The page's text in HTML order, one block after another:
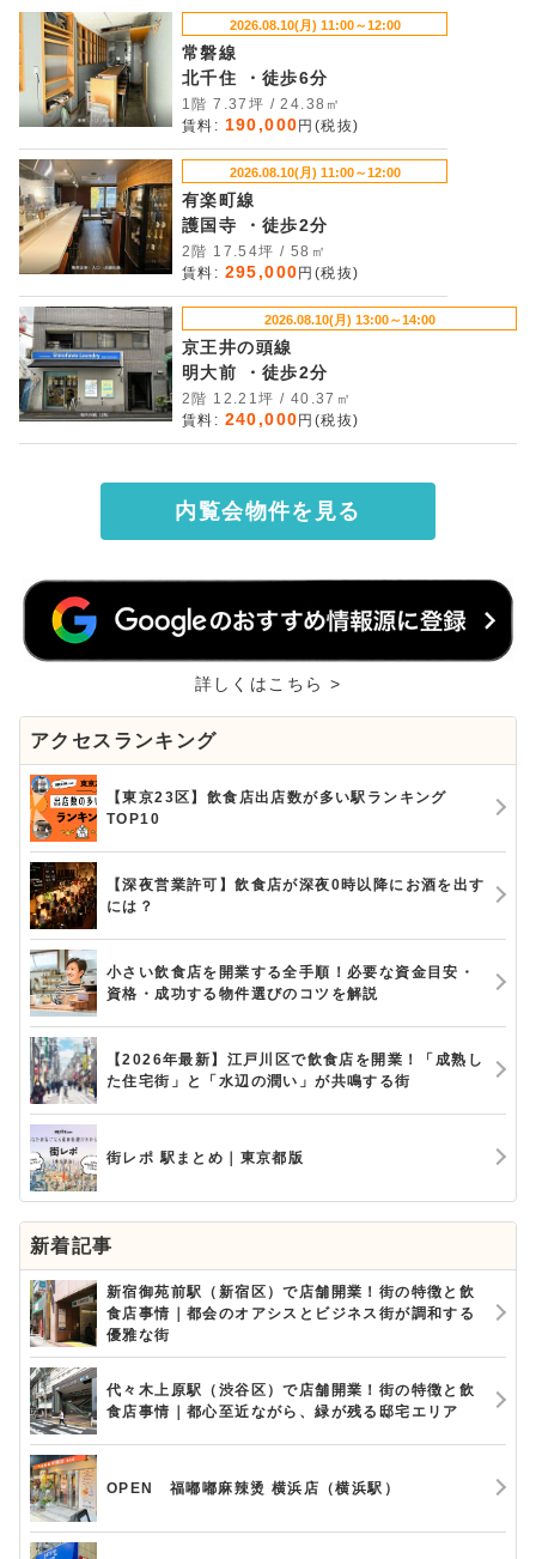
2026.08.10(月) 11:00～12:00
常磐線
北千住 ・徒歩6分
1階 7.37坪 / 24.38㎡
賃料: 190,000 円(税抜)
2026.08.10(月) 11:00～12:00
有楽町線
護国寺 ・徒歩2分
2階 17.54坪 / 58㎡
賃料: 295,000 円(税抜)
2026.08.10(月) 13:00～14:00
京王井の頭線
明大前 ・徒歩2分
2階 12.21坪 / 40.37㎡
賃料: 240,000 円(税抜)
内覧会物件を見る
詳しくはこちら >
アクセスランキング
【東京23区】飲食店出店数が多い駅ランキング
TOP10
【深夜営業許可】飲食店が深夜0時以降にお酒を出す
には？
小さい飲食店を開業する全手順！必要な資金目安・
資格・成功する物件選びのコツを解説
【2026年最新】江戸川区で飲食店を開業！「成熟し
た住宅街」と「水辺の潤い」が共鳴する街
街レポ 駅まとめ｜東京都版
新着記事
新宿御苑前駅（新宿区）で店舗開業！街の特徴と飲
食店事情｜都会のオアシスとビジネス街が調和する
優雅な街
代々木上原駅（渋谷区）で店舗開業！街の特徴と飲
食店事情｜都心至近ながら、緑が残る邸宅エリア
OPEN 福嘟嘟麻辣烫 横浜店（横浜駅）